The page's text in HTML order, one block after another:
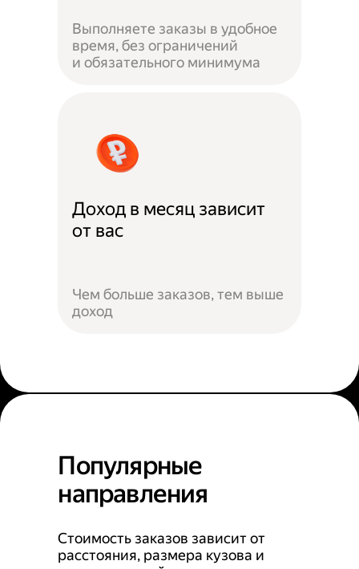
Выполняете заказы в удобное
время, без ограничений
и обязательного минимума
Доход в месяц зависит
от вас
Чем больше заказов, тем выше
доход
Популярные
направления
Стоимость заказов зависит от
расстояния, размера кузова и